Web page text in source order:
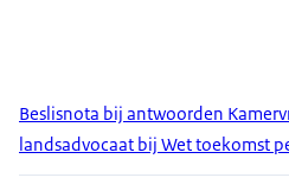
Beslisnota bij antwoorden
landsadvocaat bij Wet toekomst